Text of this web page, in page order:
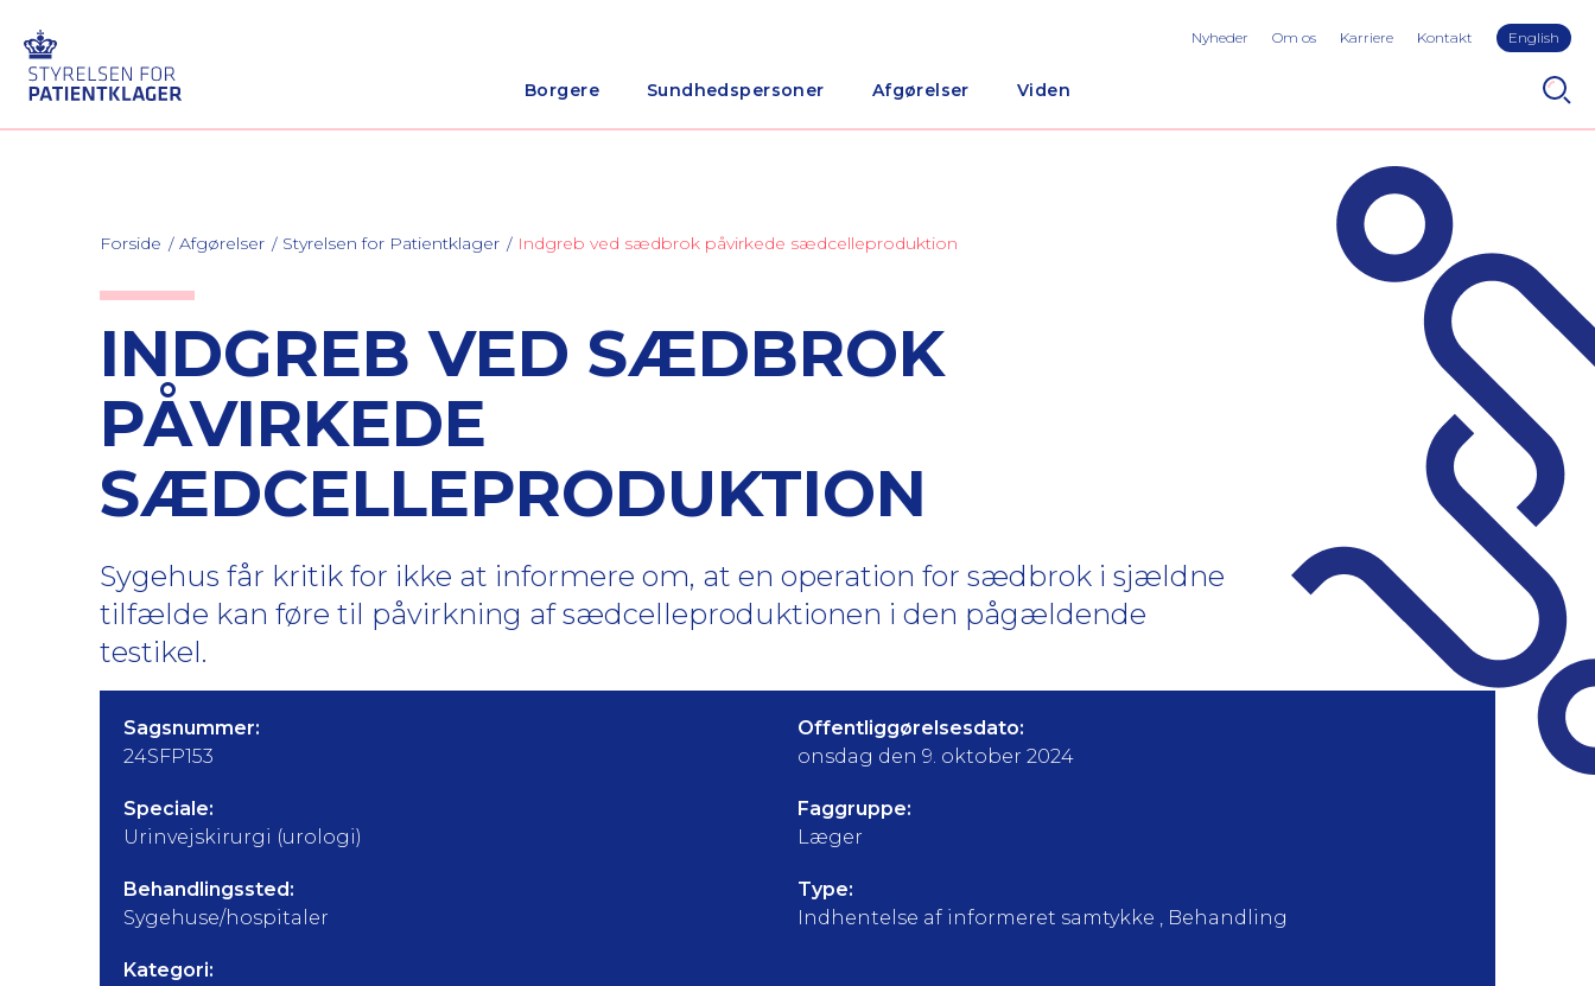
Borgere Sundhedspersoner Afgørelser Viden
Nyheder Om os Karriere Kontakt English
Forside Afgørelser Styrelsen for Patientklager Indgreb ved sædbrok påvirkede sædcelleproduktion
INDGREB VED SÆDBROK
PÅVIRKEDE
SÆDCELLEPRODUKTION
Sygehus får kritik for ikke at informere om, at en operation for sædbrok i sjældne
tilfælde kan føre til påvirkning af sædcelleproduktionen i den pågældende
testikel.
Sagsnummer:
24SFP153
Offentliggørelsesdato:
onsdag den 9. oktober 2024
Speciale:
Urinvejskirurgi (urologi)
Faggruppe:
Læger
Behandlingssted:
Sygehuse/hospitaler
Type:
Indhentelse af informeret samtykke , Behandling
Kategori: